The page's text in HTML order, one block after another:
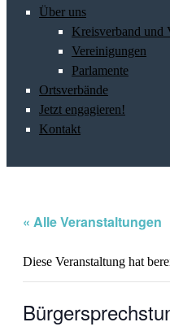
Über uns
Kreisverband und
Vereinigungen
Parlamente
Ortsverbände
Jetzt engagieren!
Kontakt
« Alle Veranstaltungen
Diese Veranstaltung hat